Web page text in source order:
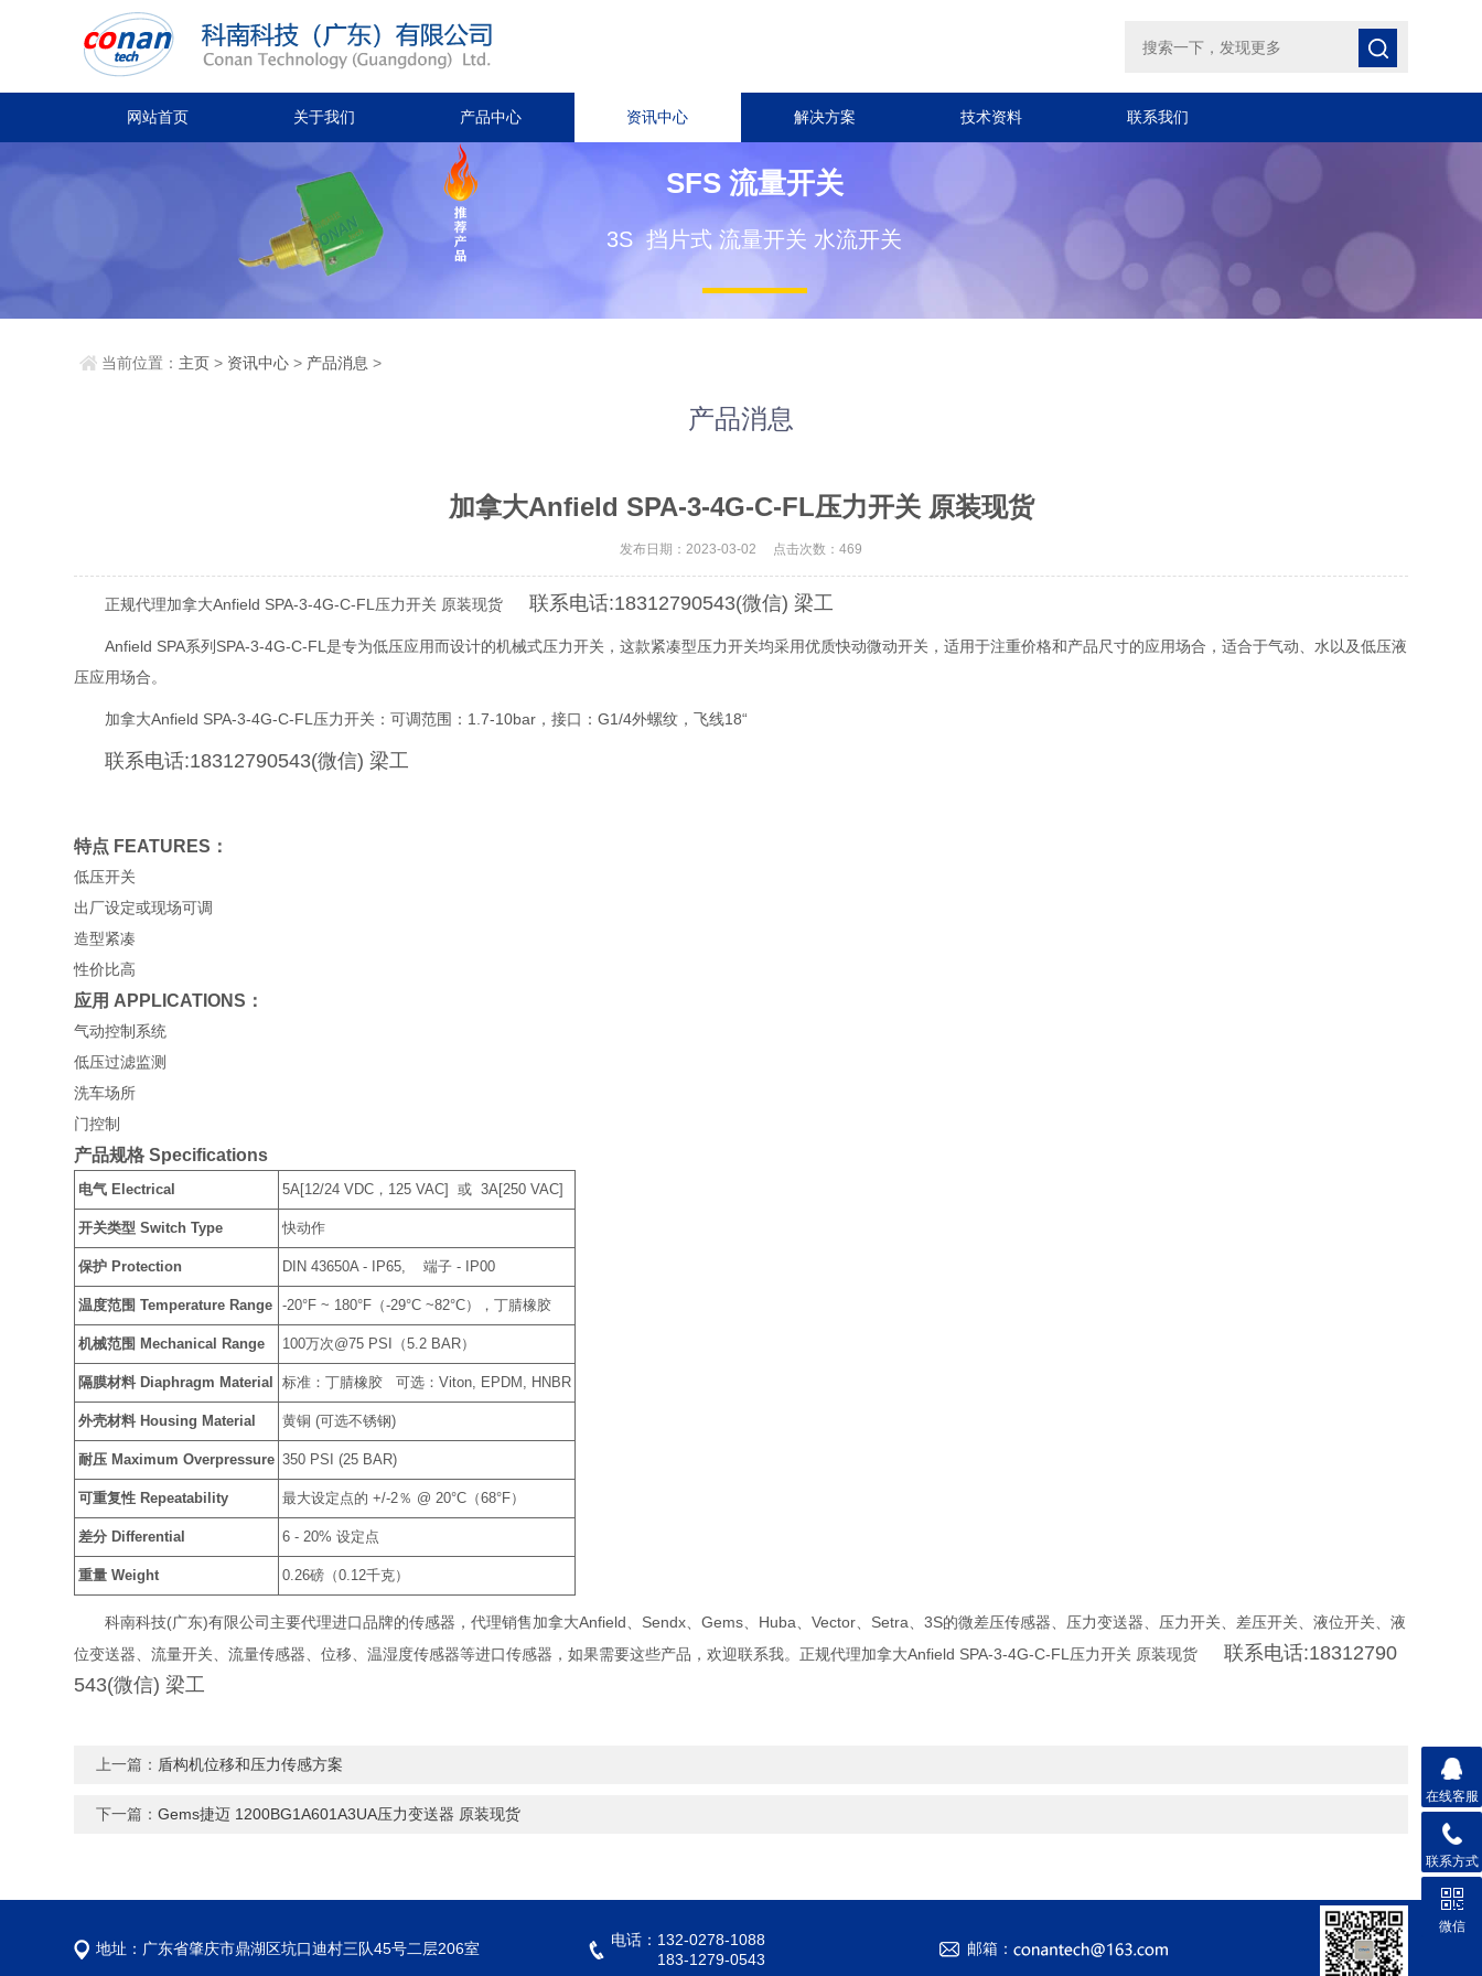
网站首页 关于我们 产品中心 资讯中心 解决方案 技术资料 联系我们
SFS 流量开关
3S 挡片式 流量开关 水流开关
当前位置： 主页 > 资讯中心 > 产品消息 >
产品消息
加拿大Anfield SPA-3-4G-C-FL压力开关 原装现货
发布日期：2023-03-02 点击次数：469
正规代理加拿大Anfield SPA-3-4G-C-FL压力开关 原装现货联系电话:18312790543(微信) 梁工
Anfield SPA系列SPA-3-4G-C-FL是专为低压应用而设计的机械式压力开关，这款紧凑型压力开关均采用优质快动微动开关，适用于注重价格和产品尺寸的应用场合，适合于气动、水以及低压液
压应用场合。
加拿大Anfield SPA-3-4G-C-FL压力开关：可调范围：1.7-10bar，接口：G1/4外螺纹，飞线18“
联系电话:18312790543(微信) 梁工
特点 FEATURES：
低压开关
出厂设定或现场可调
造型紧凑
性价比高
应用 APPLICATIONS：
气动控制系统
低压过滤监测
洗车场所
门控制
产品规格 Specifications
电气 Electrical 5A[12/24 VDC，125 VAC] 或 3A[250 VAC]
开关类型 Switch Type 快动作
保护 Protection DIN 43650A - IP65, 端子 - IP00
温度范围 Temperature Range -20°F ~ 180°F（-29°C ~82°C），丁腈橡胶
机械范围 Mechanical Range 100万次@75 PSI（5.2 BAR）
隔膜材料 Diaphragm Material 标准：丁腈橡胶 可选：Viton, EPDM, HNBR
外壳材料 Housing Material 黄铜 (可选不锈钢)
耐压 Maximum Overpressure 350 PSI (25 BAR)
可重复性 Repeatability 最大设定点的 +/-2％ @ 20°C（68°F）
差分 Differential 6 - 20% 设定点
重量 Weight 0.26磅（0.12千克）
科南科技(广东)有限公司主要代理进口品牌的传感器，代理销售加拿大Anfield、Sendx、Gems、Huba、Vector、Setra、3S的微差压传感器、压力变送器、压力开关、差压开关、液位开关、液
位变送器、流量开关、流量传感器、位移、温湿度传感器等进口传感器，如果需要这些产品，欢迎联系我。正规代理加拿大Anfield SPA-3-4G-C-FL压力开关 原装现货联系电话:18312790
543(微信) 梁工
上一篇： 盾构机位移和压力传感方案
下一篇：Gems捷迈 1200BG1A601A3UA压力变送器 原装现货
地址：广东省肇庆市鼎湖区坑口迪村三队45号二层206室
电话：132-0278-1088
183-1279-0543
邮箱：
在线客服
联系方式
微信